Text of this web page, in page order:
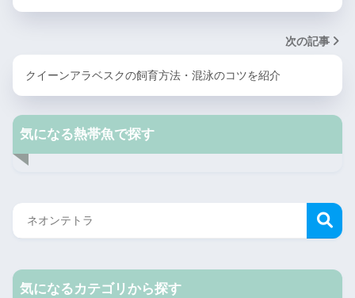
次の記事
クイーンアラベスクの飼育方法・混泳のコツを紹介
気になる熱帯魚で探す
気になるカテゴリから探す